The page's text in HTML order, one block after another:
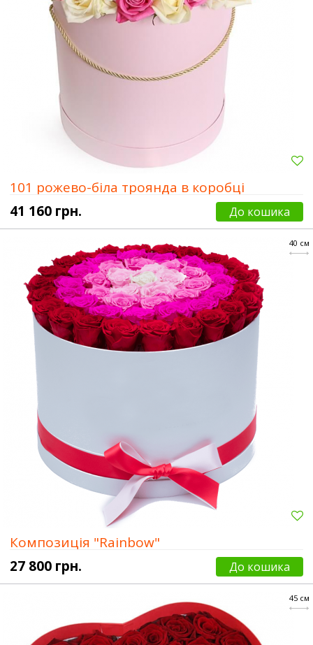
101 рожево-біла троянда в коробці
41 160 грн.
До кошика
40 см
Композиція "Rainbow"
27 800 грн.
До кошика
45 см